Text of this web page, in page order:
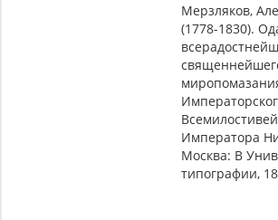
Мерзляков,
(1778-1830).
Императора
Москва: В
типографии,